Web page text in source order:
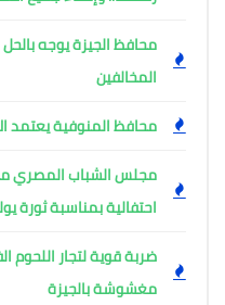
محافظ الجيزة يوجه
المخالفين
محافظ المنوفية يعتمد
مجلس الشباب المصري
احتفالية بمناسبة ثورة
مغشوشة بالجيزة